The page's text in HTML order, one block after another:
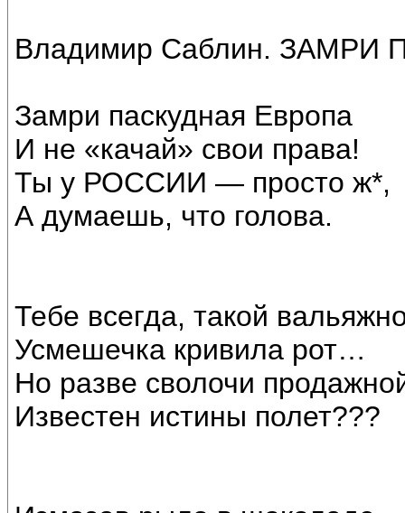
Владимир Саблин.
Замри паскудная Европа
И не «качай» свои права!
Ты у РОССИИ — просто ж*,
А думаешь, что голова.
Тебе всегда, такой
Усмешечка кривила рот…
Но разве сволочи
Известен истины полет???